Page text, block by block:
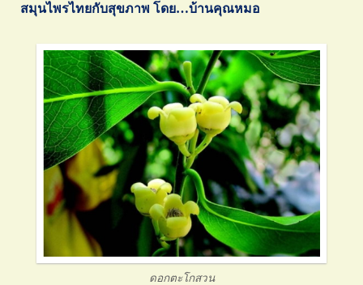
สมุนไพรไทยกับสุขภาพ โดย…บ้านคุณหมอ
ดอกตะโกสวน